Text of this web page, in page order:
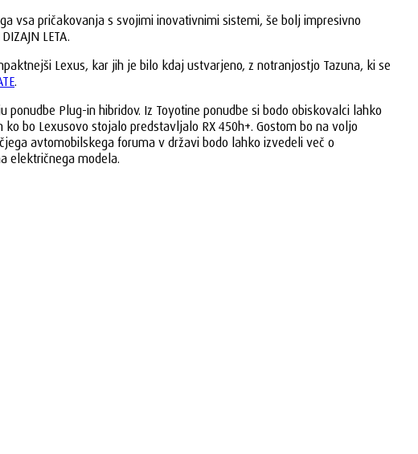
vsa pričakovanja s svojimi inovativnimi sistemi, še bolj impresivno
LETA.
Lexus, kar jih je bilo kdaj ustvarjeno, z notranjostjo Tazuna, ki se
.
Plug-in hibridov. Iz Toyotine ponudbe si bodo obiskovalci lahko
bo Lexusovo stojalo predstavljalo RX 450h+. Gostom bo na voljo
avtomobilskega foruma v državi bodo lahko izvedeli več o
električnega modela.